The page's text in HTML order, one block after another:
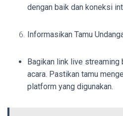
dengan baik dan koneksi
Informasikan Tamu
Bagikan link live streaming
acara. Pastikan tamu
platform yang digunakan.